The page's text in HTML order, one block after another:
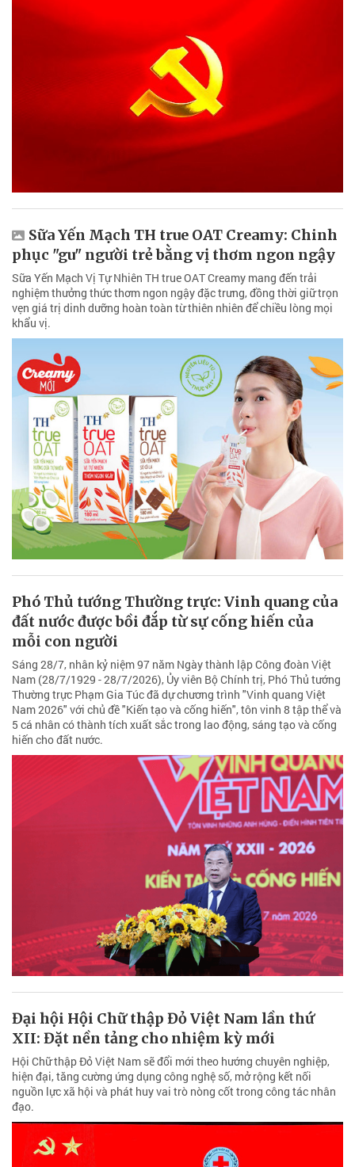
Sữa Yến Mạch TH true OAT Creamy: Chinh
phục "gu" người trẻ bằng vị thơm ngon ngậy
Sữa Yến Mạch Vị Tự Nhiên TH true OAT Creamy mang đến trải
nghiệm thưởng thức thơm ngon ngậy đặc trưng, đồng thời giữ trọn
vẹn giá trị dinh dưỡng hoàn toàn từ thiên nhiên để chiều lòng mọi
khẩu vị.
Phó Thủ tướng Thường trực: Vinh quang của
đất nước được bồi đắp từ sự cống hiến của
mỗi con người
Sáng 28/7, nhân kỷ niệm 97 năm Ngày thành lập Công đoàn Việt
Nam (28/7/1929 - 28/7/2026), Ủy viên Bộ Chính trị, Phó Thủ tướng
Thường trực Phạm Gia Túc đã dự chương trình "Vinh quang Việt
Nam 2026" với chủ đề "Kiến tạo và cống hiến", tôn vinh 8 tập thể và
5 cá nhân có thành tích xuất sắc trong lao động, sáng tạo và cống
hiến cho đất nước.
Đại hội Hội Chữ thập Đỏ Việt Nam lần thứ
XII: Đặt nền tảng cho nhiệm kỳ mới
Hội Chữ thập Đỏ Việt Nam sẽ đổi mới theo hướng chuyên nghiệp,
hiện đại, tăng cường ứng dụng công nghệ số, mở rộng kết nối
nguồn lực xã hội và phát huy vai trò nòng cốt trong công tác nhân
đạo.